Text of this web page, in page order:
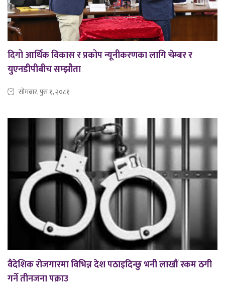
दिगो आर्थिक विकास र प्रकोप न्यूनीकरणका लागि चेम्बर र
युएनडीपीबीच सम्झौता
सोमबार, पुस १, २०८१
वैदेशिक रोजगारमा विभिन्न देश पठाइदिन्छु भनी लाखौं रकम ठगी
गर्ने तीनजना पक्राउ